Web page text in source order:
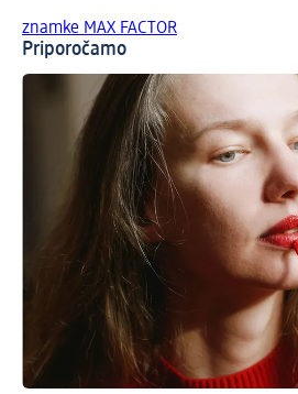
znamke MAX FACTOR
Priporočamo